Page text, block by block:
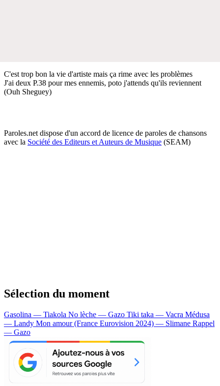
C'est trop bon la vie d'artiste mais ça rime avec les problèmes
J'ai deux P.38 pour mes ennemis, poto j'attends qu'ils reviennent
(Ouh Sheguey)
Paroles.net dispose d'un accord de licence de paroles de chansons
avec la Société des Editeurs et Auteurs de Musique (SEAM)
Sélection du moment
Gasolina — Tiakola No lèche — Gazo Tiki taka — Vacra Médusa
— Landy Mon amour (France Eurovision 2024) — Slimane Rappel
— Gazo